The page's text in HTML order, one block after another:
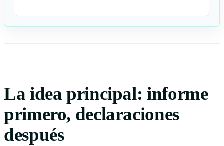
La idea principal: informe
primero, declaraciones
después